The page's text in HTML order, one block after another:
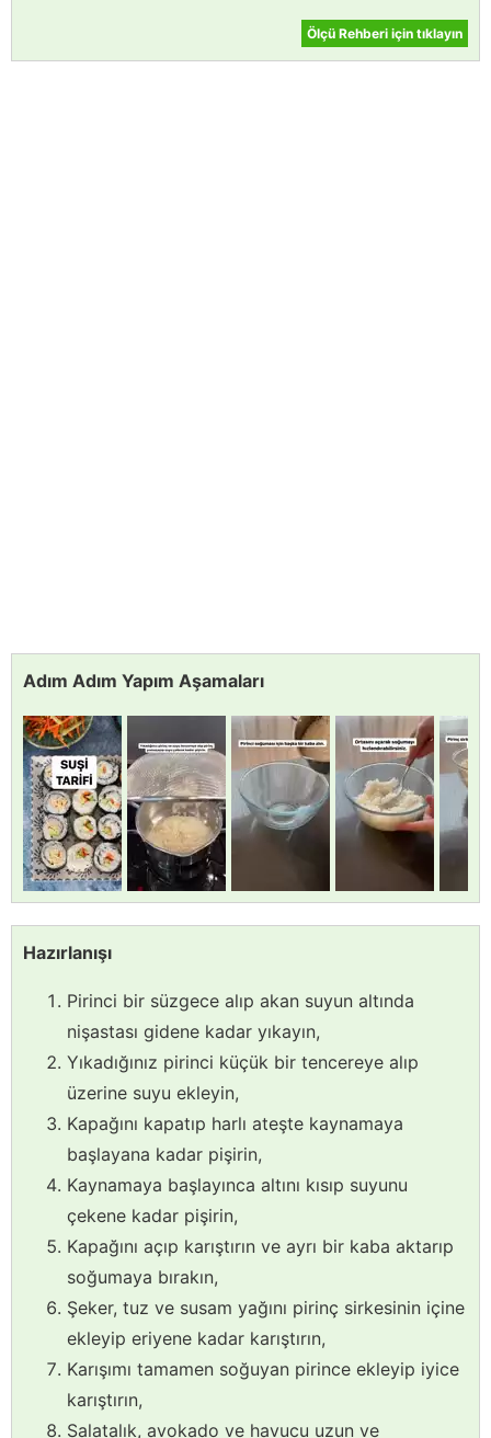
Ölçü Rehberi için tıklayın
Adım Adım Yapım Aşamaları
Hazırlanışı
Pirinci bir süzgece alıp akan suyun altında
nişastası gidene kadar yıkayın,
Yıkadığınız pirinci küçük bir tencereye alıp
üzerine suyu ekleyin,
Kapağını kapatıp harlı ateşte kaynamaya
başlayana kadar pişirin,
Kaynamaya başlayınca altını kısıp suyunu
çekene kadar pişirin,
Kapağını açıp karıştırın ve ayrı bir kaba aktarıp
soğumaya bırakın,
Şeker, tuz ve susam yağını pirinç sirkesinin içine
ekleyip eriyene kadar karıştırın,
Karışımı tamamen soğuyan pirince ekleyip iyice
karıştırın,
Salatalık, avokado ve havucu uzun ve